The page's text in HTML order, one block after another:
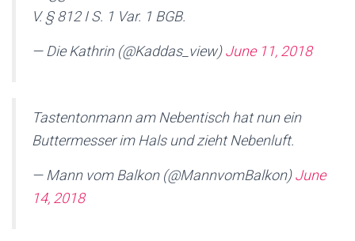
V. § 812 I S. 1 Var. 1 BGB.
— Die Kathrin (@Kaddas_view)June 11, 2018
Tastentonmann am Nebentisch hat nun ein
Buttermesser im Hals und zieht Nebenluft.
— Mann vom Balkon (@MannvomBalkon)June
14, 2018